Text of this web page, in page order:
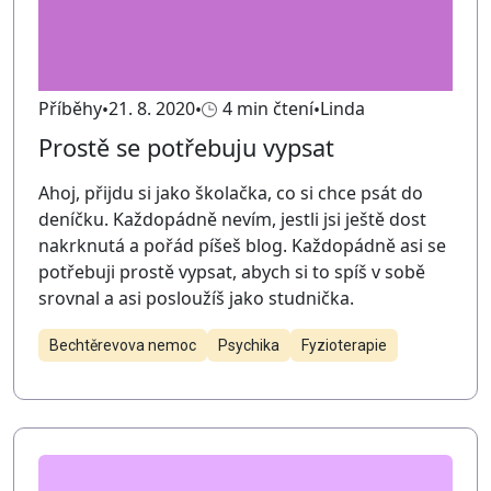
Příběhy 21. 8. 2020 4 min čtení Linda
Prostě se potřebuju vypsat
Ahoj, přijdu si jako školačka, co si chce psát do
deníčku. Každopádně nevím, jestli jsi ještě dost
nakrknutá a pořád píšeš blog. Každopádně asi se
potřebuji prostě vypsat, abych si to spíš v sobě
srovnal a asi posloužíš jako studnička.
Bechtěrevova nemoc Psychika Fyzioterapie